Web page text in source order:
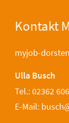
Kontakt
myjob-
Ulla Busch
Tel.: 02362
E-Mail: